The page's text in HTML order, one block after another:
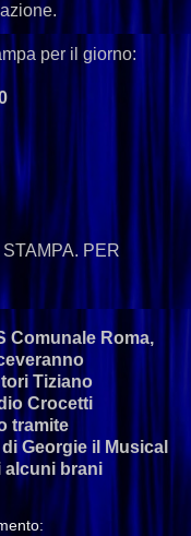
per il giorno:
PER
Comunale Roma,
Tiziano
Crocetti
tramite
Georgie il Musical
alcuni brani